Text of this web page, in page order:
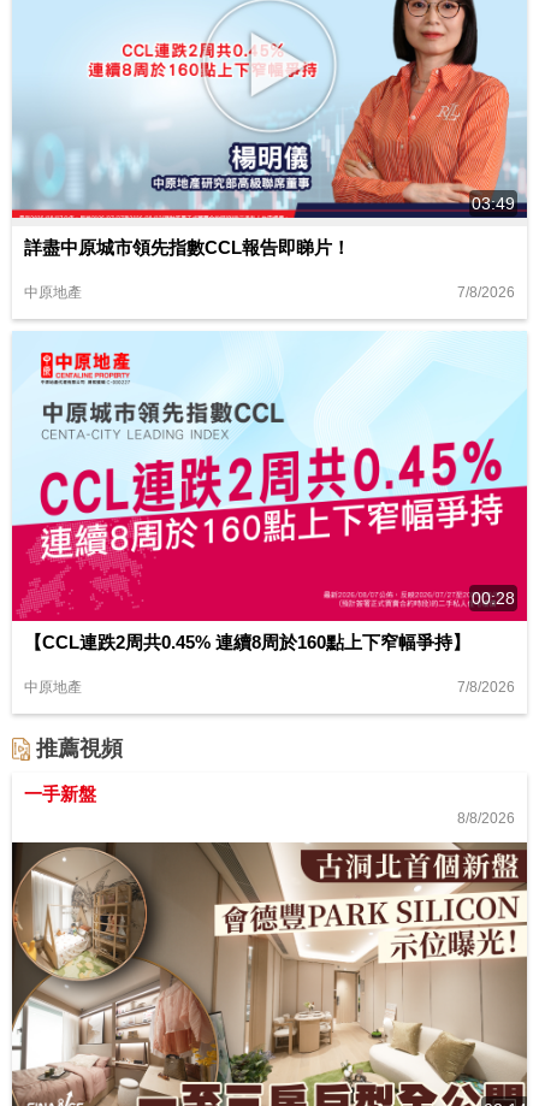
03:49
詳盡中原城市領先指數CCL報告即睇片！
中原地產 7/8/2026
00:28
【CCL連跌2周共0.45% 連續8周於160點上下窄幅爭持】
中原地產 7/8/2026
推薦視頻
一手新盤
8/8/2026